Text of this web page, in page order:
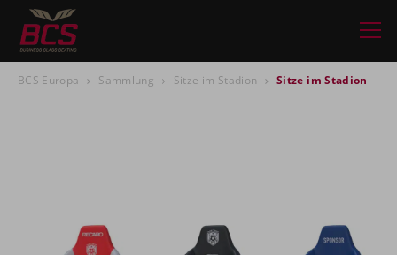
BCS Europa Sammlung Sitze im Stadion Sitze im Stadion